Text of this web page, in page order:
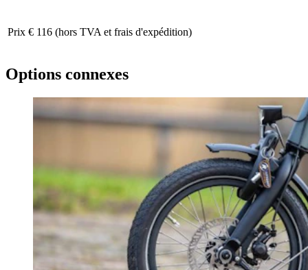
Prix € 116 (hors TVA et frais d'expédition)
Options connexes